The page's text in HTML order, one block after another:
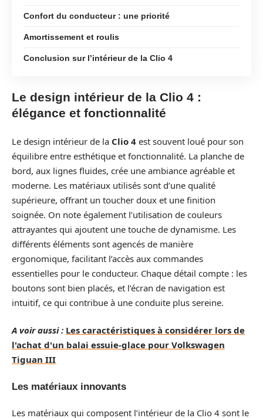
Confort du conducteur : une priorité
Amortissement et roulis
Conclusion sur l’intérieur de la Clio 4
Le design intérieur de la Clio 4 :
élégance et fonctionnalité
Le design intérieur de la Clio 4 est souvent loué pour son
équilibre entre esthétique et fonctionnalité. La planche de
bord, aux lignes fluides, crée une ambiance agréable et
moderne. Les matériaux utilisés sont d’une qualité
supérieure, offrant un toucher doux et une finition
soignée. On note également l’utilisation de couleurs
attrayantes qui ajoutent une touche de dynamisme. Les
différents éléments sont agencés de manière
ergonomique, facilitant l’accès aux commandes
essentielles pour le conducteur. Chaque détail compte : les
boutons sont bien placés, et l’écran de navigation est
intuitif, ce qui contribue à une conduite plus sereine.
A voir aussi : Les caractéristiques à considérer lors de
l'achat d'un balai essuie-glace pour Volkswagen
Tiguan III
Les matériaux innovants
Les matériaux qui composent l’intérieur de la Clio 4 sont le